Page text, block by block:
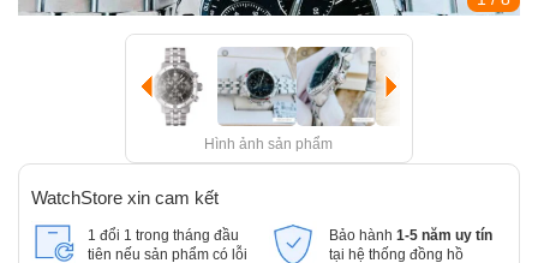
Hình ảnh sản phẩm
WatchStore xin cam kết
1 đổi 1 trong tháng đầu
tiên nếu sản phẩm có lỗi
Bảo hành 1-5 năm uy tín
tại hệ thống đồng hồ